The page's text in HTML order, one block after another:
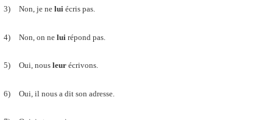
3) Non, je ne lui écris pas.
4) Non, on ne lui répond pas.
5) Oui, nous leur écrivons.
6) Oui, il nous a dit son adresse.